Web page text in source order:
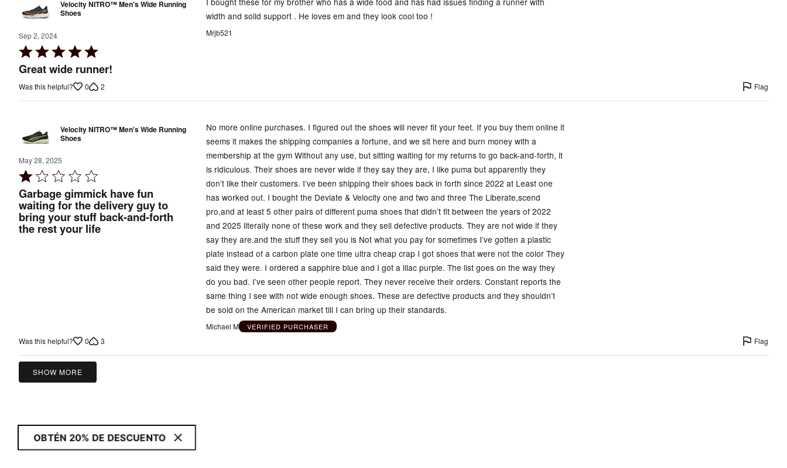
Velocity NITRO™ Men's Wide Running
Shoes
Sep 2, 2024
Rated
5
of
Great wide runner!
width and solid support . He loves em and they look cool too !
Mrjb521
Was this helpful? 0 2 Flag
Velocity NITRO™ Men's Wide Running
Shoes
May 28, 2025
Rated
1
out
of
5
Garbage gimmick have fun
waiting for the delivery guy to
bring your stuff back-and-forth
the rest your life
No more online purchases. I figured out the shoes will never fit your feet. If you buy them online it
seems it makes the shipping companies a fortune, and we sit here and burn money with a
membership at the gym Without any use, but sitting waiting for my returns to go back-and-forth, it
is ridiculous. Their shoes are never wide if they say they are, I like puma but apparently they
don’t like their customers. I’ve been shipping their shoes back in forth since 2022 at Least one
has worked out. I bought the Deviate & Velocity one and two and three The Liberate,scend
pro,and at least 5 other pairs of different puma shoes that didn’t fit between the years of 2022
and 2025 literally none of these work and they sell defective products. They are not wide if they
say they are.and the stuff they sell you is Not what you pay for sometimes I’ve gotten a plastic
plate instead of a carbon plate one time ultra cheap crap I got shoes that were not the color They
said they were. I ordered a sapphire blue and I got a lilac purple. The list goes on the way they
do you bad. I’ve seen other people report. They never receive their orders. Constant reports the
same thing I see with not wide enough shoes. These are defective products and they shouldn’t
be sold on the American market till I can bring up their standards.
Michael M VERIFIED PURCHASER
Was this helpful? 0 3 Flag
SHOW MORE
OBTÉN 20% DE DESCUENTO